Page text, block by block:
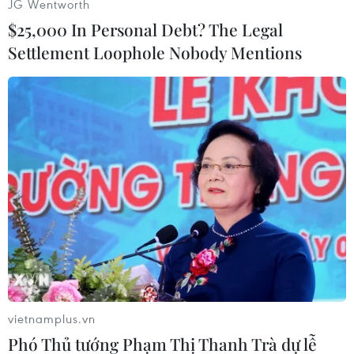
Bộ Y tế ghi nhận 4 trường hợp phản ứng phản
vệ do đặc tính cố hữu của vắcxin (17,4%); 9
trường hợp do trùng hợp ngẫu nhiên (39,1%); 10
trường hợp không rõ nguyên nhân (43,5%),
không ghi nhận trường hợp nào thuộc một trong
ba nhóm nguyên nhân: do chất lượng vắc xin,
do thực hành tiêm chủng, do lo sợ.
JG Wentworth
$25,000 In Personal Debt? The Legal
Settlement Loophole Nobody Mentions
vietnamplus.vn
Phó Thủ tướng Phạm Thị Thanh Trà dự lễ